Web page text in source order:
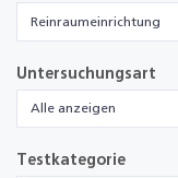
Reinraumeinrichtung
Untersuchungsart
Alle anzeigen
Testkategorie